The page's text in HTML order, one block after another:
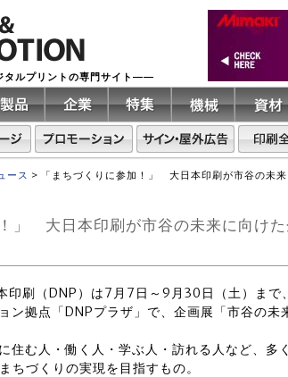
タルプリントの専門サイト――
ース > 「まちづくりに参加！」 大日本印刷が市谷の
！」 大日本印刷が市谷の未来に向け
印刷（DNP）は7月7日～9月30日（土）まで
ン拠点「DNPプラザ」で、企画展「市谷の未
住む人・働く人・学ぶ人・訪れる人など、多
ちづくりの実現を目指すもの。